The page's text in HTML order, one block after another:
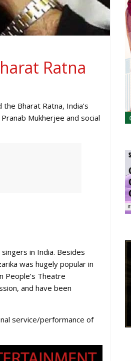
Ratna
Bharat Ratna, India’s
Mukherjee and social
in India. Besides
was hugely popular in
People’s Theatre
and have been
service/performance of